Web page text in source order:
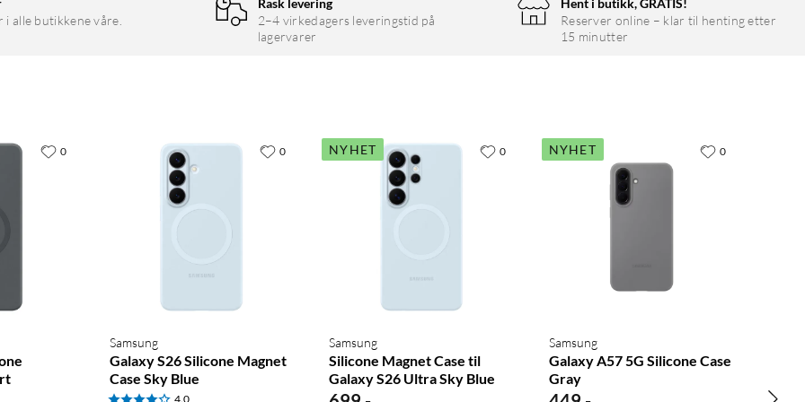
forhøyd kant rundt kameramodulen sørger for at linsene
i alle butikkene våre.
Rask levering
2–4 virkedagers leveringstid på
lagervarer
Hent i butikk, GRATIS!
Reserver online – klar til henting etter
15 minutter
0
Samsung
Galaxy S26 Silicone Magnet
Case Sky Blue
4.0
0 NYHET
Samsung
Silicone Magnet Case til
Galaxy S26 Ultra Sky Blue
0 NYHET
Samsung
Galaxy A57 5G Silicone Case
Gray
0